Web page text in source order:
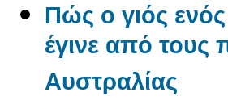
Πώς ο γιός
έγινε από τους
Αυστραλίας